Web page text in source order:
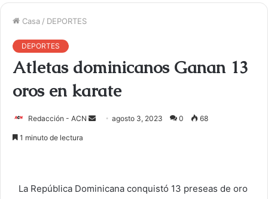
Casa / DEPORTES
DEPORTES
Atletas dominicanos Ganan 13
oros en karate
Redacción - ACN
r
agosto 3, 2023 0 68
1 minuto de lectura
La República Dominicana conquistó 13 preseas de oro